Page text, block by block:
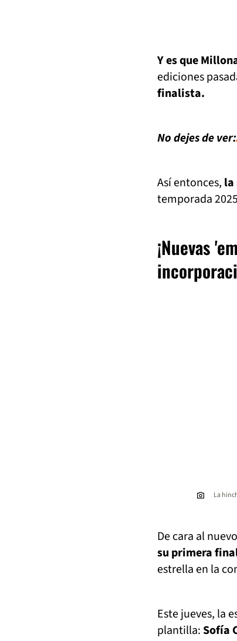
Y es que
ediciones
finalista.
No dejes de ver:
Así entonces, la
temporada
¡Nuevas
La
De cara al
su primera
estrella en la
Este jueves, la
plantilla: Sofía